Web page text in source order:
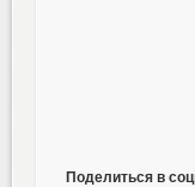
Поделиться в